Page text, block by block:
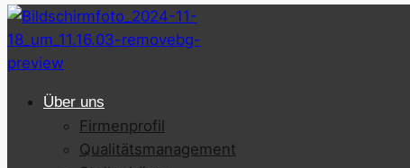
Über uns
Firmenprofil
Qualitätsmanagement